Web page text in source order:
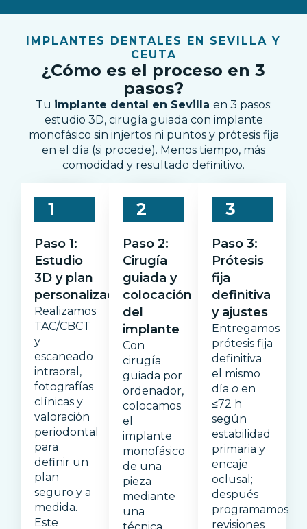
IMPLANTES DENTALES EN SEVILLA Y
CEUTA
¿Cómo es el proceso en 3
pasos?
Tu implante dental en Sevilla en 3 pasos:
estudio 3D, cirugía guiada con implante
monofásico sin injertos ni puntos y prótesis fija
en el día (si procede). Menos tiempo, más
comodidad y resultado definitivo.
1
Paso 1:
Estudio
3D y plan
personalizado
Realizamos
TAC/CBCT
y
escaneado
intraoral,
fotografías
clínicas y
valoración
periodontal
para
definir un
plan
seguro y a
medida.
Este
2
Paso 2:
Cirugía
guiada y
colocación
del
implante
Con
cirugía
guiada por
ordenador,
colocamos
el
implante
monofásico
de una
pieza
mediante
una
técnica
3
Paso 3:
Prótesis
fija
definitiva
y ajustes
Entregamos
prótesis fija
definitiva
el mismo
día oen
≤72 h
según
estabilidad
primaria y
encaje
oclusal;
después
programamos
revisiones